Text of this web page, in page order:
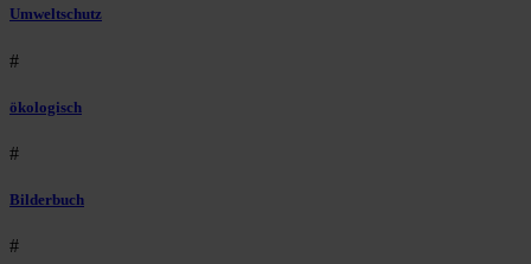
Umweltschutz
#
ökologisch
#
Bilderbuch
#